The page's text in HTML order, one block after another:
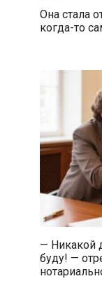
Она стала
когда-то
— Никакой
буду! —